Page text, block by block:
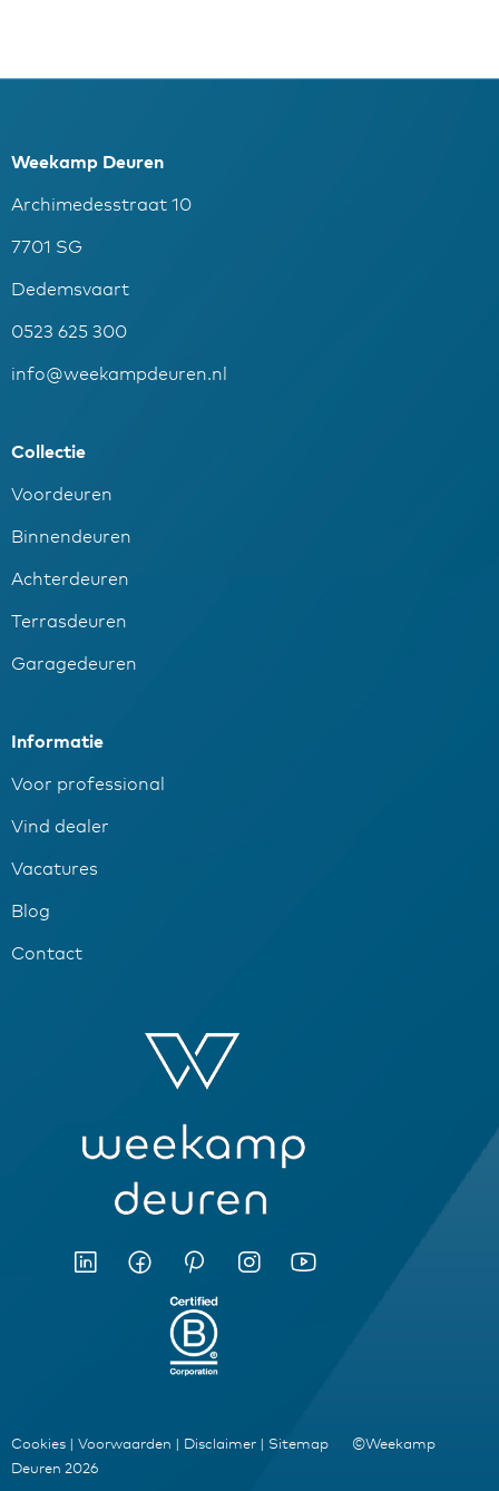
Weekamp Deuren
Archimedesstraat 10
7701 SG
Dedemsvaart
0523 625 300
info@weekampdeuren.nl
Collectie
Voordeuren
Binnendeuren
Achterdeuren
Terrasdeuren
Garagedeuren
Informatie
Voor professional
Vind dealer
Vacatures
Blog
Contact
Cookies Voorwaarden Disclaimer Sitemap ©Weekamp
Deuren 2026